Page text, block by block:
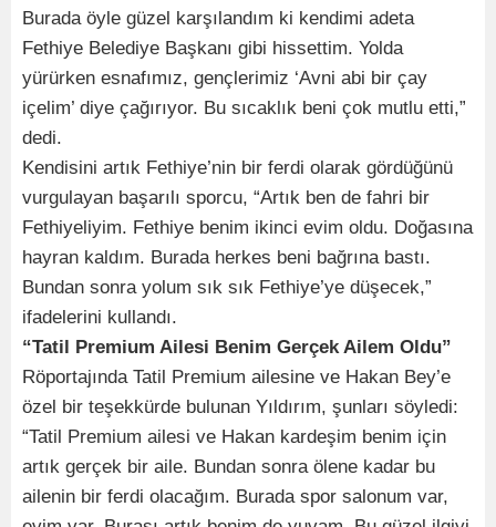
Burada öyle güzel karşılandım ki kendimi adeta
Fethiye Belediye Başkanı gibi hissettim. Yolda
yürürken esnafımız, gençlerimiz ‘Avni abi bir çay
içelim’ diye çağırıyor. Bu sıcaklık beni çok mutlu etti,”
dedi.
Kendisini artık Fethiye’nin bir ferdi olarak gördüğünü
vurgulayan başarılı sporcu, “Artık ben de fahri bir
Fethiyeliyim. Fethiye benim ikinci evim oldu. Doğasına
hayran kaldım. Burada herkes beni bağrına bastı.
Bundan sonra yolum sık sık Fethiye’ye düşecek,”
ifadelerini kullandı.
“Tatil Premium Ailesi Benim Gerçek Ailem Oldu”
Röportajında Tatil Premium ailesine ve Hakan Bey’e
özel bir teşekkürde bulunan Yıldırım, şunları söyledi:
“Tatil Premium ailesi ve Hakan kardeşim benim için
artık gerçek bir aile. Bundan sonra ölene kadar bu
ailenin bir ferdi olacağım. Burada spor salonum var,